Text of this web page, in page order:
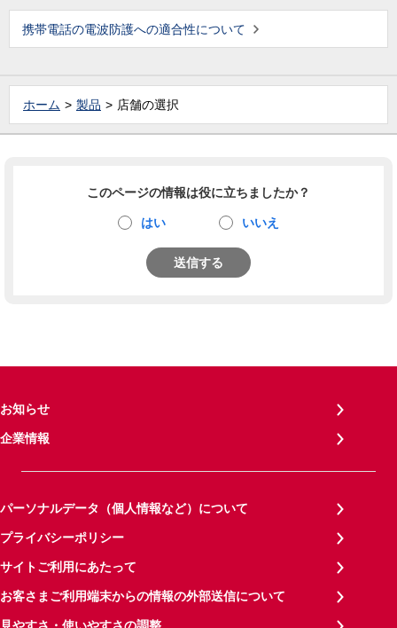
携帯電話の電波防護への適合性について
ホーム 製品 店舗の選択
このページの情報は役に立ちましたか？
はい いいえ
送信する
お知らせ
企業情報
パーソナルデータ（個人情報など）について
プライバシーポリシー
サイトご利用にあたって
お客さまご利用端末からの情報の外部送信について